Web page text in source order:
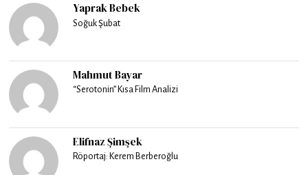
Yaprak Bebek
Soğuk Şubat
Mahmut Bayar
“Serotonin” Kısa Film Analizi
Elifnaz Şimşek
Röportaj: Kerem Berberoğlu